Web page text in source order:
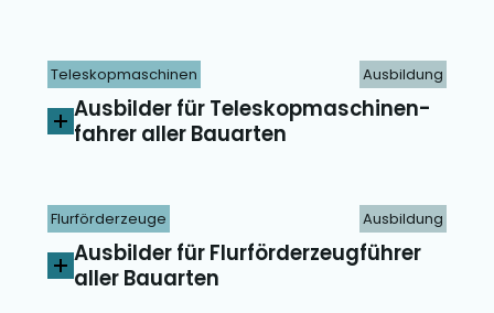
Teleskopmaschinen Ausbildung
Ausbilder für Teleskop­maschinen­
fahrer aller Bauarten
Flurförderzeuge Ausbildung
Ausbilder für Flurförderzeugführer
aller Bauarten